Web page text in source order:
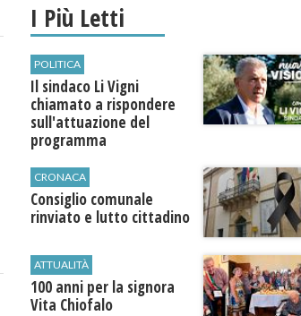
I Più Letti
POLITICA
Il sindaco Li Vigni
chiamato a rispondere
sull'attuazione del
programma
CRONACA
Consiglio comunale
rinviato e lutto cittadino
ATTUALITÀ
100 anni per la signora
Vita Chiofalo